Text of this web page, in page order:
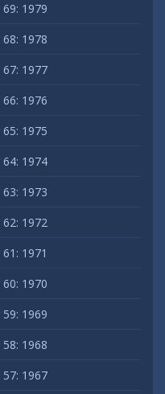
69: 1979
68: 1978
67: 1977
66: 1976
65: 1975
64: 1974
63: 1973
62: 1972
1971
60: 1970
59: 1969
58: 1968
57: 1967